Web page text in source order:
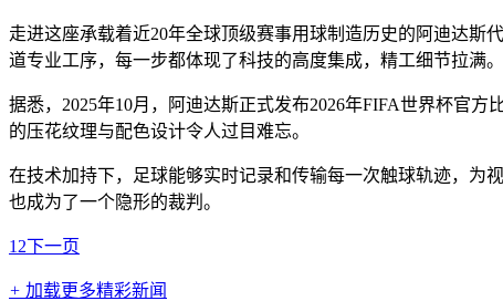
走进这座承载着近20年全球顶级赛事用球制造历史的阿迪达
道专业工序，每一步都体现了科技的高度集成，精工细节拉满。
据悉，2025年10月，阿迪达斯正式发布2026年FIFA世界杯官
的压花纹理与配色设计令人过目难忘。
在技术加持下，足球能够实时记录和传输每一次触球轨迹，为
也成为了一个隐形的裁判。
1 2下一页
+ 加载更多精彩新闻